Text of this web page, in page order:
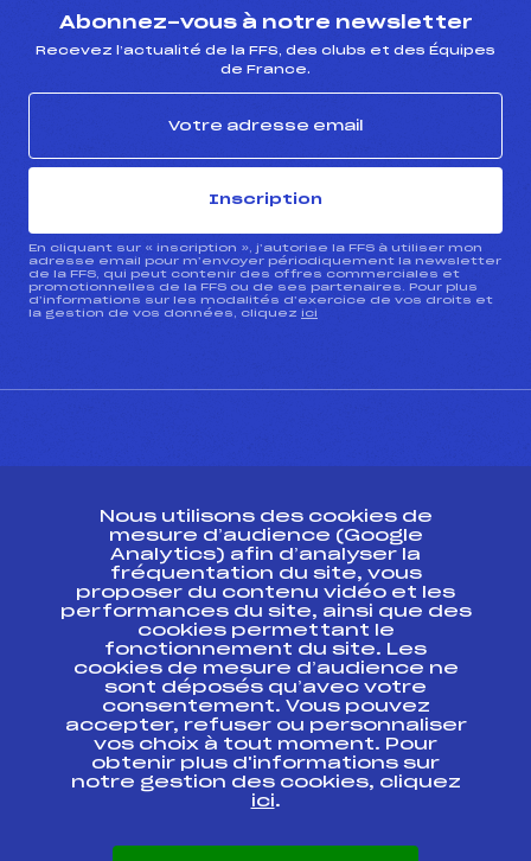
Abonnez-vous à notre newsletter
Recevez l’actualité de la FFS, des clubs et des Équipes
de France.
Inscription
En cliquant sur « inscription », j’autorise la FFS à utiliser mon
adresse email pour m’envoyer périodiquement la newsletter
de la FFS, qui peut contenir des offres commerciales et
promotionnelles de la FFS ou de ses partenaires. Pour plus
d’informations sur les modalités d’exercice de vos droits et
la gestion de vos données, cliquez ici
ESPACE PRESSE
Ressources
Pass’Neige
Projet sportif fédéral
Projet de performance fédéral
Antidopage
Pôle Développement, Formation, Suivi
Scientifique
Listes ministérielles
Pôle vie de l’athlète
Nous utilisons des cookies de
mesure d’audience (Google
Analytics) afin d’analyser la
fréquentation du site, vous
proposer du contenu vidéo et les
performances du site, ainsi que des
cookies permettant le
fonctionnement du site. Les
cookies de mesure d’audience ne
sont déposés qu’avec votre
consentement. Vous pouvez
accepter, refuser ou personnaliser
vos choix à tout moment. Pour
obtenir plus d'informations sur
notre gestion des cookies, cliquez
ici.